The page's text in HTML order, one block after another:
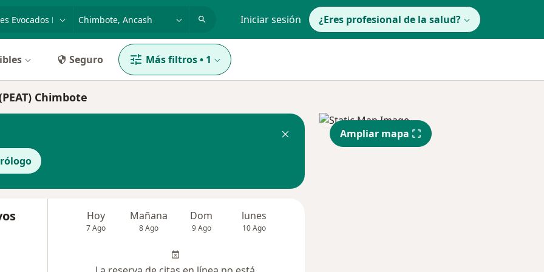
Iniciar sesión ¿Eres profesional de la salud?
Seguro Más filtros• 1
Chimbote
Hoy
7 Ago
Mañana
8 Ago
Dom
9 Ago
lunes
10 Ago
Ampliar mapa